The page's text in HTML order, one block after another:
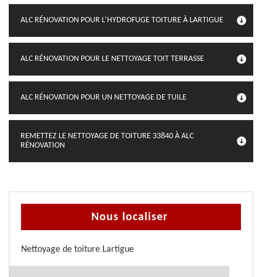
ALC RÉNOVATION POUR L’HYDROFUGE TOITURE À LARTIGUE
ALC RÉNOVATION POUR LE NETTOYAGE TOIT TERRASSE
ALC RÉNOVATION POUR UN NETTOYAGE DE TUILE
REMETTEZ LE NETTOYAGE DE TOITURE 33840 À ALC
RÉNOVATION
Nous localiser
Nettoyage de toiture Lartigue